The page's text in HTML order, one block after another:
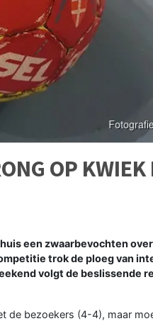
OP KWIEK
een zwaarbevochten
trok de ploeg van
volgt de beslissende
de bezoekers (4-4), maar